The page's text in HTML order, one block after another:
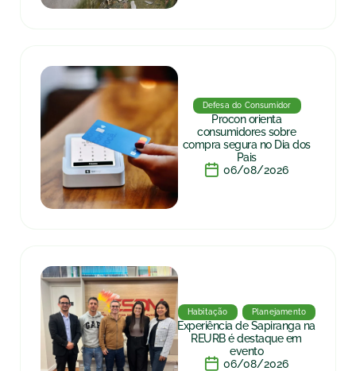
Defesa do Consumidor
Procon orienta
consumidores sobre
compra segura no Dia dos
Pais
06/08/2026
Habitação Planejamento
Experiência de Sapiranga na
REURB é destaque em
evento
06/08/2026